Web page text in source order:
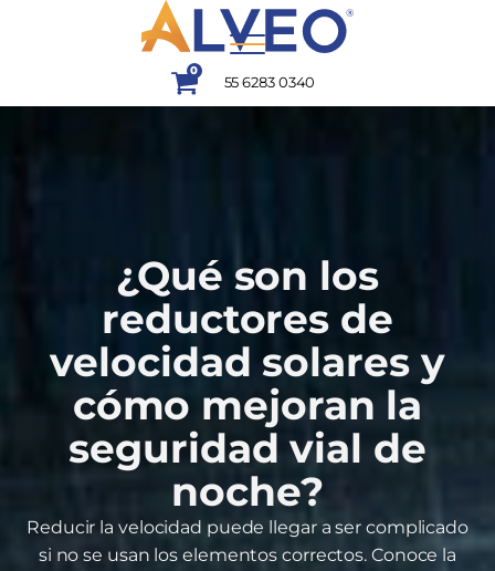
0
55 6283 0340
¿Qué son los
reductores de
velocidad solares y
cómo mejoran la
seguridad vial de
noche?
Reducir la velocidad puede llegar a ser complicado
si no se usan los elementos correctos. Conoce la